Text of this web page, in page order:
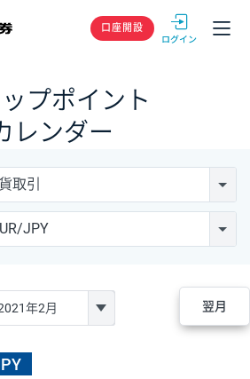
GMOクリック
口座開設
プポイント
レンダー
取引
JPY
翌月